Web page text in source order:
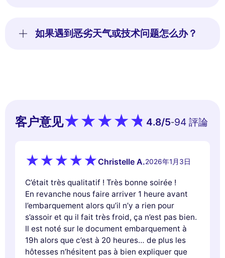
如果遇到恶劣天气或技术问题怎么办？
客户意见 4.8/5-94 評論
Christelle A.2026年1月3日
C’était très qualitatif ! Très bonne soirée !
En revanche nous faire arriver 1 heure avant
l’embarquement alors qu’il n’y a rien pour
s’assoir et qu il fait très froid, ça n’est pas bien.
Il est noté sur le document embarquement à
19h alors que c’est à 20 heures… de plus les
hôtesses n’hésitent pas à bien expliquer que